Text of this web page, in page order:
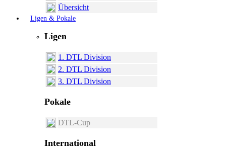
Übersicht
Ligen & Pokale
Ligen
1. DTL Division
2. DTL Division
3. DTL Division
Pokale
DTL-Cup
International